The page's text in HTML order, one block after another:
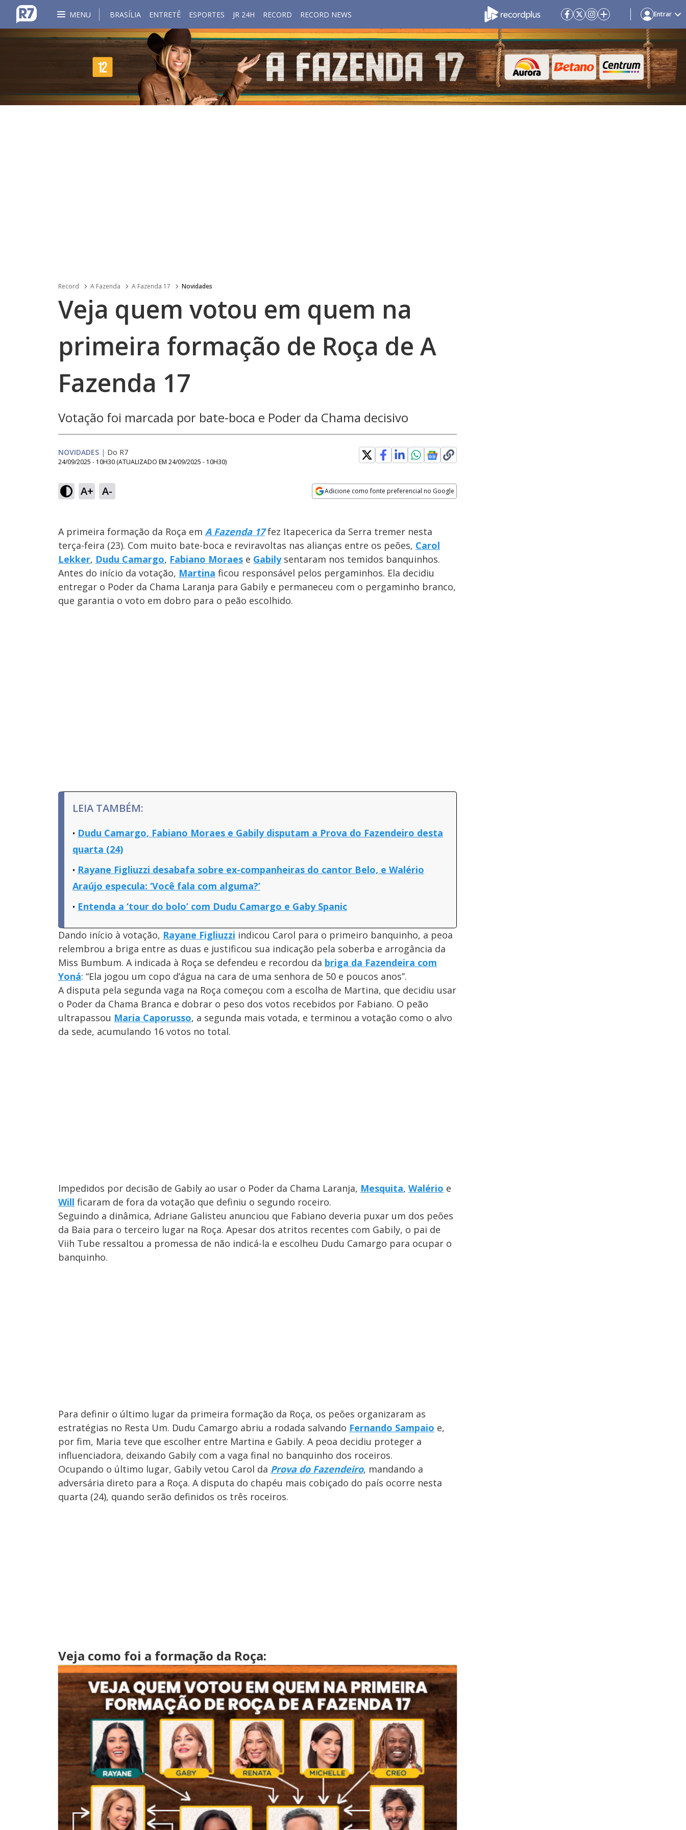
MENU BRASÍLIA ENTRETÊ ESPORTES JR 24H RECORD RECORD NEWS Entrar
Record A Fazenda A Fazenda 17 Novidades
Veja quem votou em quem na
primeira formação de Roça de A
Fazenda 17
Votação foi marcada por bate-boca e Poder da Chama decisivo
NOVIDADES | Do R7
24/09/2025 - 10H30 (ATUALIZADO EM 24/09/2025 - 10H30)
A+ A- Adicione como fonte preferencial no Google
A primeira formação da Roça em A Fazenda 17fez Itapecerica da Serra tremer nesta
terça-feira (23). Com muito bate-boca e reviravoltas nas alianças entre os peões, Carol
Lekker, Dudu Camargo, Fabiano Moraes e Gabilysentaram nos temidos banquinhos.
Antes do início da votação, Martina ficou responsável pelos pergaminhos. Ela decidiu
entregar o Poder da Chama Laranja para Gabily e permaneceu com o pergaminho branco,
que garantia o voto em dobro para o peão escolhido.
LEIA TAMBÉM:
Dudu Camargo, Fabiano Moraes e Gabily disputam a Prova do Fazendeiro desta
quarta (24)
Rayane Figliuzzi desabafa sobre ex-companheiras do cantor Belo, e Walério
Araújo especula: ‘Você fala com alguma?’
Entenda a ‘tour do bolo’ com Dudu Camargo e Gaby Spanic
Dando início à votação, Rayane Figliuzzi indicou Carol para o primeiro banquinho, a peoa
relembrou a briga entre as duas e justificou sua indicação pela soberba e arrogância da
Miss Bumbum. A indicada à Roça se defendeu e recordou da briga da Fazendeira com
Yoná: “Ela jogou um copo d’água na cara de uma senhora de 50 e poucos anos”.
A disputa pela segunda vaga na Roça começou com a escolha de Martina, que decidiu usar
o Poder da Chama Branca e dobrar o peso dos votos recebidos por Fabiano. O peão
ultrapassou Maria Caporusso, a segunda mais votada, e terminou a votação como o alvo
da sede, acumulando 16 votos no total.
Impedidos por decisão de Gabily ao usar o Poder da Chama Laranja, Mesquita, Walério e
Will ficaram de fora da votação que definiu o segundo roceiro.
Seguindo a dinâmica, Adriane Galisteu anunciou que Fabiano deveria puxar um dos peões
da Baia para o terceiro lugar na Roça. Apesar dos atritos recentes com Gabily, o pai de
Viih Tube ressaltou a promessa de não indicá-la e escolheu Dudu Camargo para ocupar o
banquinho.
Para definir o último lugar da primeira formação da Roça, os peões organizaram as
estratégias no Resta Um. Dudu Camargo abriu a rodada salvando Fernando Sampaio e,
por fim, Maria teve que escolher entre Martina e Gabily. A peoa decidiu proteger a
influenciadora, deixando Gabily com a vaga final no banquinho dos roceiros.
Ocupando o último lugar, Gabily vetou Carol da Prova do Fazendeiro, mandando a
adversária direto para a Roça. A disputa do chapéu mais cobiçado do país ocorre nesta
quarta (24), quando serão definidos os três roceiros.
Veja como foi a formação da Roça: